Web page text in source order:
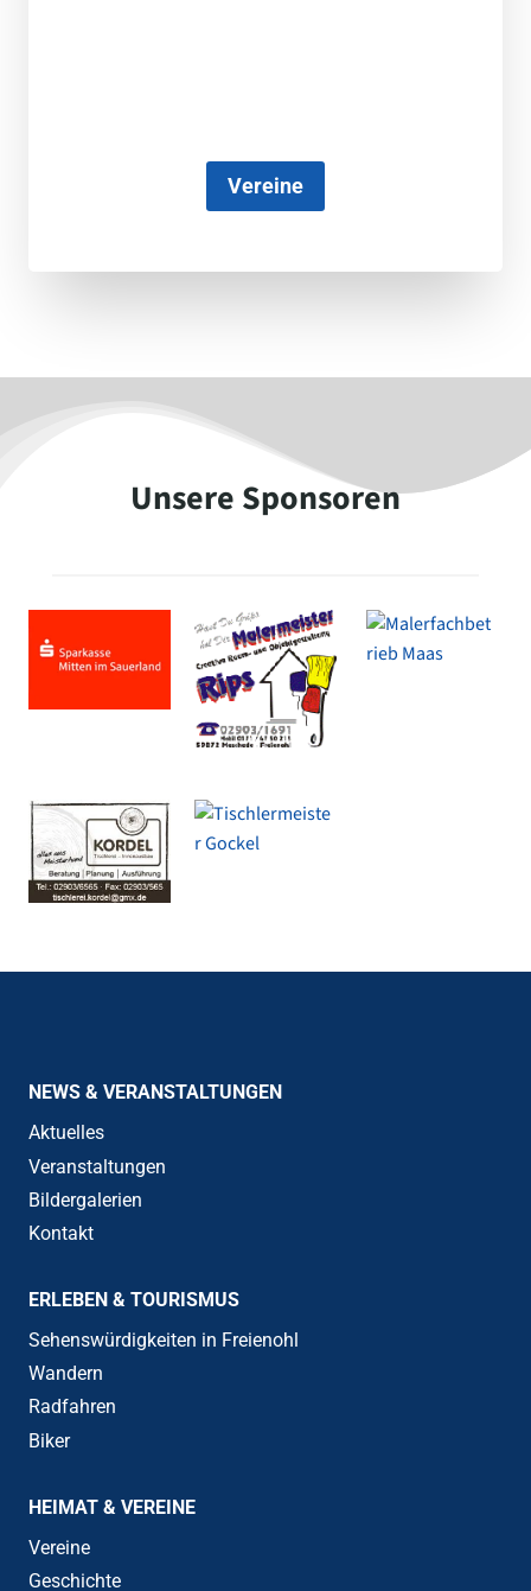
Vereine
Unsere Sponsoren
NEWS & VERANSTALTUNGEN
Aktuelles
Veranstaltungen
Bildergalerien
Kontakt
ERLEBEN & TOURISMUS
Sehenswürdigkeiten in Freienohl
Wandern
Radfahren
Biker
HEIMAT & VEREINE
Vereine
Geschichte